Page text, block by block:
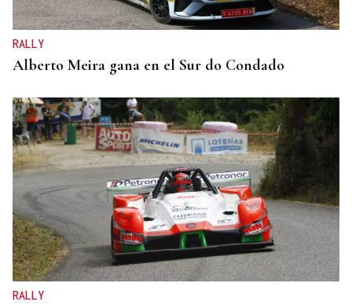
RALLY
Alberto Meira gana en el Sur do Condado
RALLY